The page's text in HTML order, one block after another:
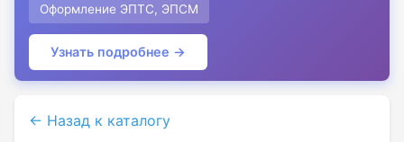
Оформление ЭПТС, ЭПСМ
Узнать подробнее →
← Назад к каталогу